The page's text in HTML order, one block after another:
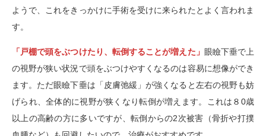
ようで、これをきっかけに手術を受けに来られたとよく言われま
す。
「戸棚で頭をぶつけたり、転倒することが増えた」 眼瞼下垂で上
の視野が狭い状況で頭をぶつけやすくなるのは容易に想像ができ
ます。ただ眼瞼下垂は「皮膚弛緩」が強くなると左右の視野も妨
げられ、全体的に視野が狭くなり転倒が増えます。これは８0歳
以上の高齢の方に多いですが、転倒からの2次被害（骨折や打撲